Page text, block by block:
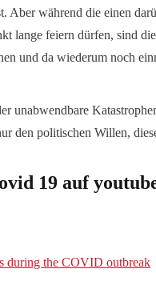
Aber während die einen
lange feiern dürfen, sind
und da wiederum noch
unabwendbare
den politischen Willen,
19 auf
during the COVID outbreak